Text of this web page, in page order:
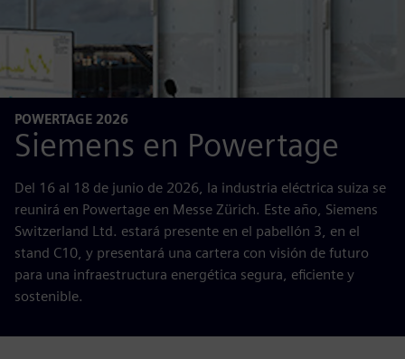
POWERTAGE 2026
Siemens en Powertage
Del 16 al 18 de junio de 2026, la industria eléctrica suiza se
reunirá en Powertage en Messe Zürich. Este año, Siemens
Switzerland Ltd. estará presente en el pabellón 3, en el
stand C10, y presentará una cartera con visión de futuro
para una infraestructura energética segura, eficiente y
sostenible.